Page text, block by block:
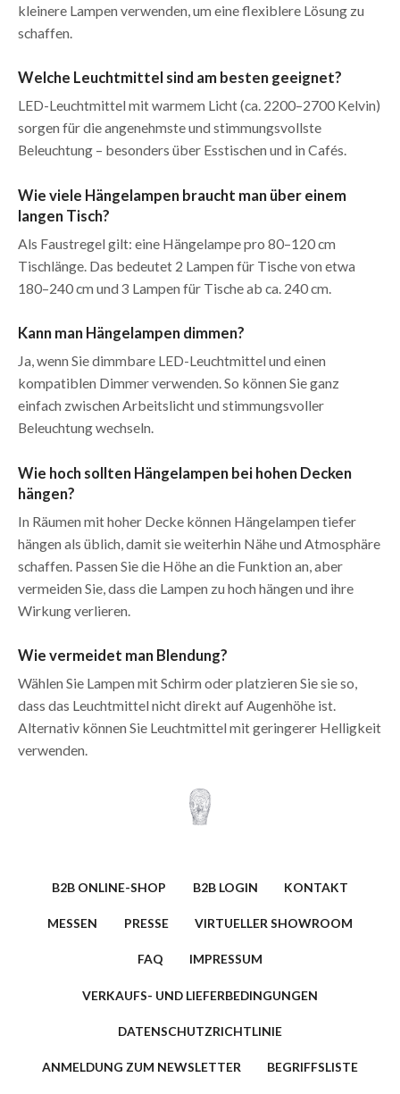
kleinere Lampen verwenden, um eine flexiblere Lösung zu
schaffen.
Welche Leuchtmittel sind am besten geeignet?
LED-Leuchtmittel mit warmem Licht (ca. 2200–2700 Kelvin)
sorgen für die angenehmste und stimmungsvollste
Beleuchtung – besonders über Esstischen und in Cafés.
Wie viele Hängelampen braucht man über einem
langen Tisch?
Als Faustregel gilt: eine Hängelampe pro 80–120 cm
Tischlänge. Das bedeutet 2 Lampen für Tische von etwa
180–240 cm und 3 Lampen für Tische ab ca. 240 cm.
Kann man Hängelampen dimmen?
Ja, wenn Sie dimmbare LED-Leuchtmittel und einen
kompatiblen Dimmer verwenden. So können Sie ganz
einfach zwischen Arbeitslicht und stimmungsvoller
Beleuchtung wechseln.
Wie hoch sollten Hängelampen bei hohen Decken
hängen?
In Räumen mit hoher Decke können Hängelampen tiefer
hängen als üblich, damit sie weiterhin Nähe und Atmosphäre
schaffen. Passen Sie die Höhe an die Funktion an, aber
vermeiden Sie, dass die Lampen zu hoch hängen und ihre
Wirkung verlieren.
Wie vermeidet man Blendung?
Wählen Sie Lampen mit Schirm oder platzieren Sie sie so,
dass das Leuchtmittel nicht direkt auf Augenhöhe ist.
Alternativ können Sie Leuchtmittel mit geringerer Helligkeit
verwenden.
B2B ONLINE-SHOP B2B LOGIN KONTAKT
MESSEN PRESSE VIRTUELLER SHOWROOM
FAQ IMPRESSUM
VERKAUFS- UND LIEFERBEDINGUNGEN
DATENSCHUTZRICHTLINIE
ANMELDUNG ZUM NEWSLETTER BEGRIFFSLISTE